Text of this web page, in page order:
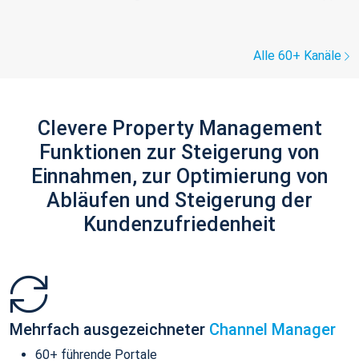
Alle 60+ Kanäle
Clevere Property Management
Funktionen zur Steigerung von
Einnahmen, zur Optimierung von
Abläufen und Steigerung der
Kundenzufriedenheit
Mehrfach ausgezeichneter Channel Manager
60+ führende Portale